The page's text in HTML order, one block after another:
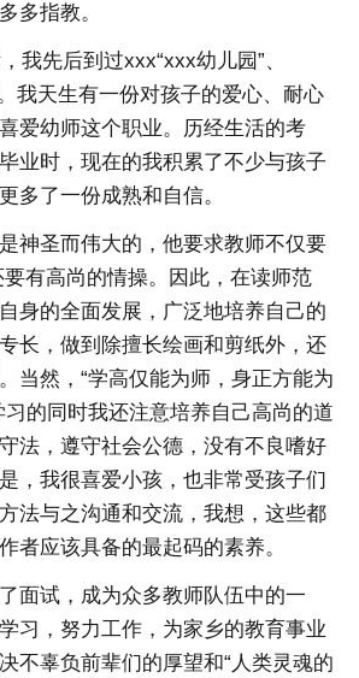
多指教。
我先后到过xxx“xxx幼儿园”、
我天生有一份对孩子的爱心、耐心
爱幼师这个职业。历经生活的考
业时，现在的我积累了不少与孩子
多了一份成熟和自信。
神圣而伟大的，他要求教师不仅要
有高尚的情操。因此，在读师范
身的全面发展，广泛地培养自己的
长，做到除擅长绘画和剪纸外，还
当然，“学高仅能为师，身正方能为
习的同时我还注意培养自己高尚的道
法，遵守社会公德，没有不良嗜好
，我很喜爱小孩，也非常受孩子们
法与之沟通和交流，我想，这些都
者应该具备的最起码的素养。
面试，成为众多教师队伍中的一
习，努力工作，为家乡的教育事业
不辜负前辈们的厚望和“人类灵魂的